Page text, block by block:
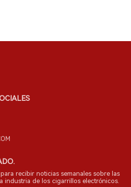
recibir noticias semanales sobre las
industria de los cigarrillos electrónicos.